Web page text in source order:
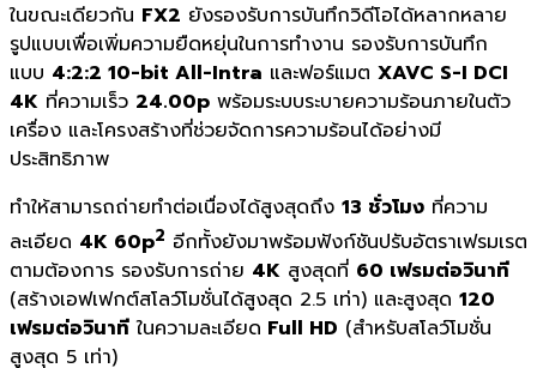
ในขณะเดียวกัน FX2 ยังรองรับการบันทึกวิดีโอได้หลากหลาย
รูปแบบเพื่อเพิ่มความยืดหยุ่นในการทำงาน รองรับการบันทึก
แบบ 4:2:2 10-bit All-Intra และฟอร์แมต XAVC S-I DCI
4K ที่ความเร็ว 24.00p พร้อมระบบระบายความร้อนภายในตัว
เครื่อง และโครงสร้างที่ช่วยจัดการความร้อนได้อย่างมี
ประสิทธิภาพ
ทำให้สามารถถ่ายทำต่อเนื่องได้สูงสุดถึง 13 ชั่วโมง ที่ความ
ละเอียด 4K 60p2 อีกทั้งยังมาพร้อมฟังก์ชันปรับอัตราเฟรมเรต
ตามต้องการ รองรับการถ่าย 4K สูงสุดที่ 60 เฟรมต่อวินาที
(สร้างเอฟเฟกต์สโลว์โมชั่นได้สูงสุด 2.5 เท่า) และสูงสุด 120
เฟรมต่อวินาที ในความละเอียด Full HD (สำหรับสโลว์โมชั่น
สูงสุด 5 เท่า)